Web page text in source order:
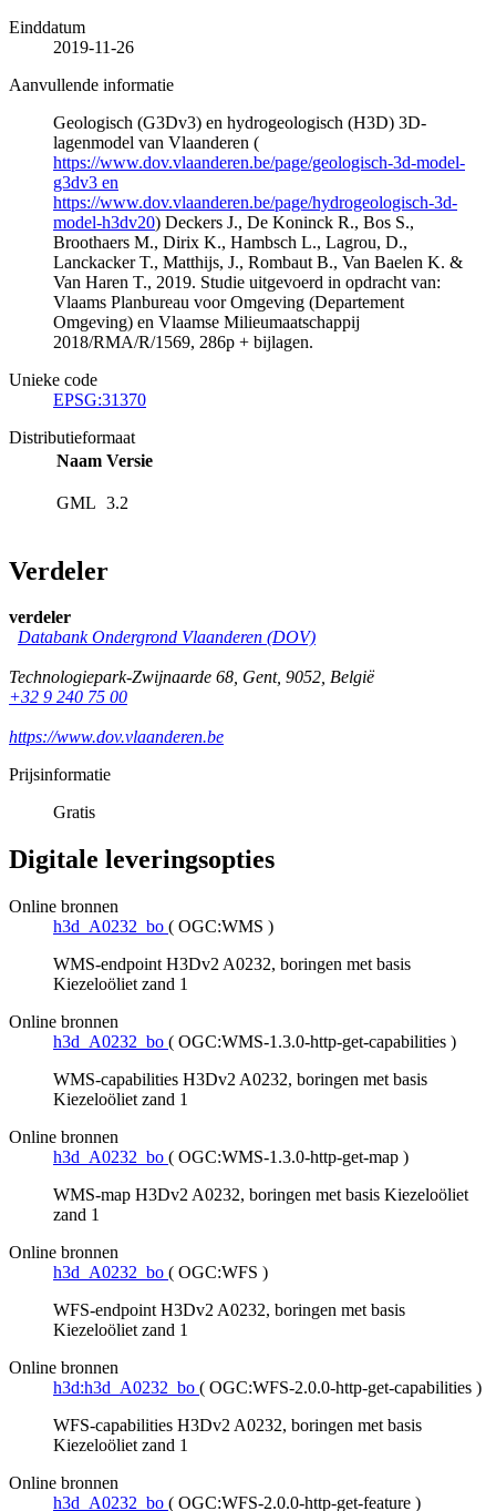
Einddatum
2019-11-26
Aanvullende informatie
Geologisch (G3Dv3) en hydrogeologisch (H3D) 3D-
lagenmodel van Vlaanderen (
https://www.dov.vlaanderen.be/page/geologisch-3d-model-
g3dv3 en
https://www.dov.vlaanderen.be/page/hydrogeologisch-3d-
model-h3dv20) Deckers J., De Koninck R., Bos S.,
Broothaers M., Dirix K., Hambsch L., Lagrou, D.,
Lanckacker T., Matthijs, J., Rombaut B., Van Baelen K. &
Van Haren T., 2019. Studie uitgevoerd in opdracht van:
Vlaams Planbureau voor Omgeving (Departement
Omgeving) en Vlaamse Milieumaatschappij
2018/RMA/R/1569, 286p + bijlagen.
Unieke code
EPSG:31370
Distributieformaat
Naam Versie
GML 3.2
Verdeler
verdeler
Databank Ondergrond Vlaanderen (DOV)
Technologiepark-Zwijnaarde 68, Gent, 9052, België
+32 9 240 75 00
https://www.dov.vlaanderen.be
Prijsinformatie
Gratis
Digitale leveringsopties
Online bronnen
h3d_A0232_bo ( OGC:WMS )
WMS-endpoint H3Dv2 A0232, boringen met basis
Kiezeloöliet zand 1
Online bronnen
h3d_A0232_bo ( OGC:WMS-1.3.0-http-get-capabilities )
WMS-capabilities H3Dv2 A0232, boringen met basis
Kiezeloöliet zand 1
Online bronnen
h3d_A0232_bo ( OGC:WMS-1.3.0-http-get-map )
WMS-map H3Dv2 A0232, boringen met basis Kiezeloöliet
zand 1
Online bronnen
h3d_A0232_bo ( OGC:WFS )
WFS-endpoint H3Dv2 A0232, boringen met basis
Kiezeloöliet zand 1
Online bronnen
h3d:h3d_A0232_bo ( OGC:WFS-2.0.0-http-get-capabilities )
WFS-capabilities H3Dv2 A0232, boringen met basis
Kiezeloöliet zand 1
Online bronnen
h3d_A0232_bo ( OGC:WFS-2.0.0-http-get-feature )